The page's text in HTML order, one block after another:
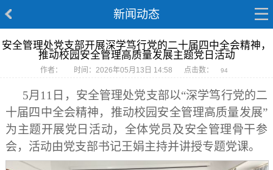
新闻动态
安全管理处党支部开展深学笃行党的二十届四中全会精神，
推动校园安全管理高质量发展主题党日活动
作者： 时间：2026年05月13日 14:58 点击数： 94
5月11日，安全管理处党支部以“深学笃行党的二
十届四中全会精神，推动校园安全管理高质量发展”
为主题开展党日活动，全体党员及安全管理骨干参
会，活动由党支部书记王娟主持并讲授专题党课。